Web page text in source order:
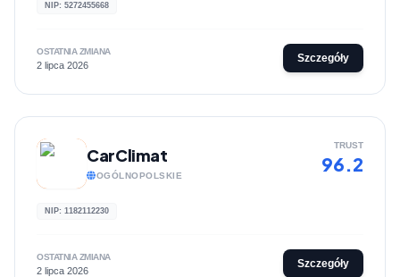
NIP: 5272455668
OSTATNIA ZMIANA
2 lipca 2026
Szczegóły
CarClimat
OGÓLNOPOLSKIE
TRUST
96.2
NIP: 1182112230
OSTATNIA ZMIANA
2 lipca 2026
Szczegóły